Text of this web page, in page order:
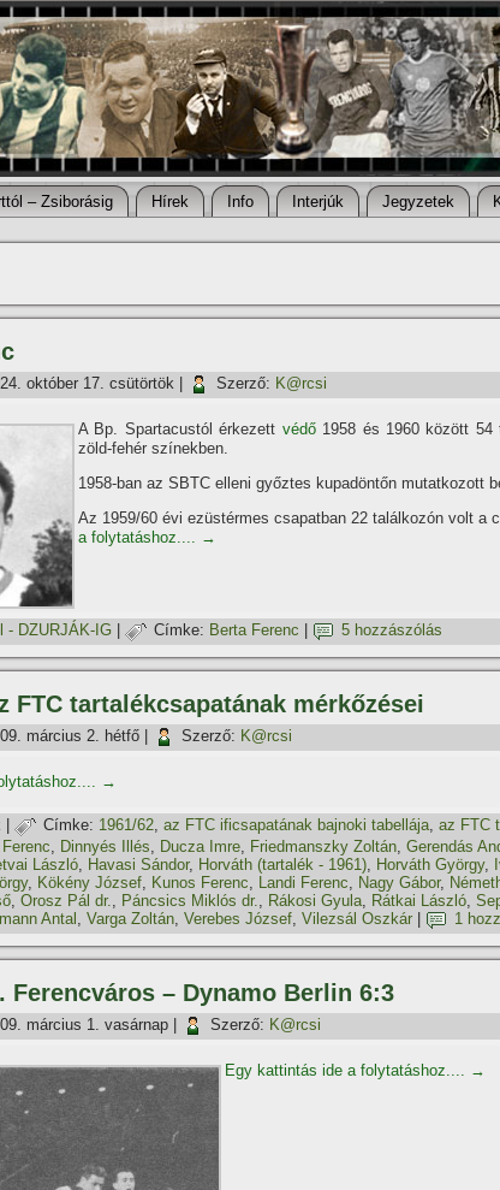
– Zsiborásig Hí­rek Info Interjúk Jegyzetek
október 17. csütörtök Szerző: K@rcsi
A Bp. Spartacustól érkezett védő1958 és 1960 között 54
zöld-fehér szí­nekben.
1958-ban az SBTC elleni győztes kupadöntőn mutatkozott
Az 1959/60 évi ezüstérmes csapatban 22 találkozón volt a
a folytatáshoz.... →
- DZURJÁK-IG Címke: Berta Ferenc 5 hozzászólás
FTC tartalékcsapatának mérkőzései
március 2. hétfő Szerző: K@rcsi
→
Címke: 1961/62, az FTC ificsapatának bajnoki tabellája, az FTC
, Dinnyés Illés, Ducza Imre, Friedmanszky Zoltán, Gerendás
László, Havasi Sándor, Horváth (tartalék - 1961), Horváth György,
, Kökény József, Kunos Ferenc, Landi Ferenc, Nagy Gábor,
, Orosz Pál dr., Páncsics Miklós dr., Rákosi Gyula, Rátkai László,
Antal, Varga Zoltán, Verebes József, Vilezsál Oszkár 1
Ferencváros – Dynamo Berlin 6:3
március 1. vasárnap Szerző: K@rcsi
Egy kattintás ide a folytatáshoz.... →